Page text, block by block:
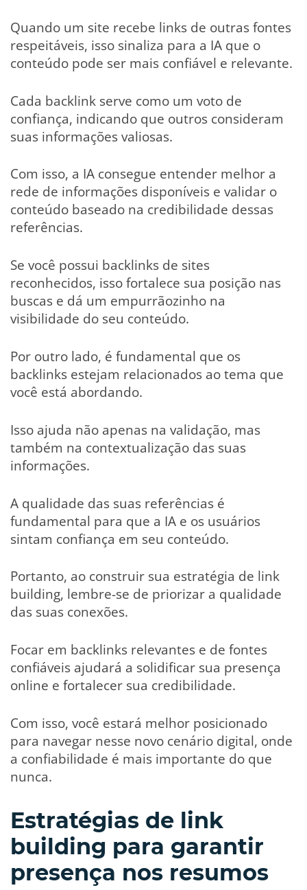
Quando um site recebe links de outras fontes
respeitáveis, isso sinaliza para a IA que o
conteúdo pode ser mais confiável e relevante.
Cada backlink serve como um voto de
confiança, indicando que outros consideram
suas informações valiosas.
Com isso, a IA consegue entender melhor a
rede de informações disponíveis e validar o
conteúdo baseado na credibilidade dessas
referências.
Se você possui backlinks de sites
reconhecidos, isso fortalece sua posição nas
buscas e dá um empurrãozinho na
visibilidade do seu conteúdo.
Por outro lado, é fundamental que os
backlinks estejam relacionados ao tema que
você está abordando.
Isso ajuda não apenas na validação, mas
também na contextualização das suas
informações.
A qualidade das suas referências é
fundamental para que a IA e os usuários
sintam confiança em seu conteúdo.
Portanto, ao construir sua estratégia de link
building, lembre-se de priorizar a qualidade
das suas conexões.
Focar em backlinks relevantes e de fontes
confiáveis ajudará a solidificar sua presença
online e fortalecer sua credibilidade.
Com isso, você estará melhor posicionado
para navegar nesse novo cenário digital, onde
a confiabilidade é mais importante do que
nunca.
Estratégias de link
building para garantir
presença nos resumos